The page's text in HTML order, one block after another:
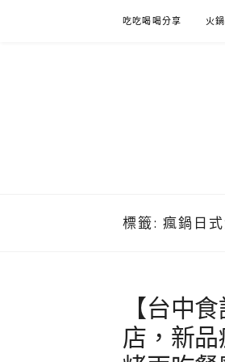
吃吃喝喝分享 火鍋
標籤: 瘋鍋日
【台中
店，新